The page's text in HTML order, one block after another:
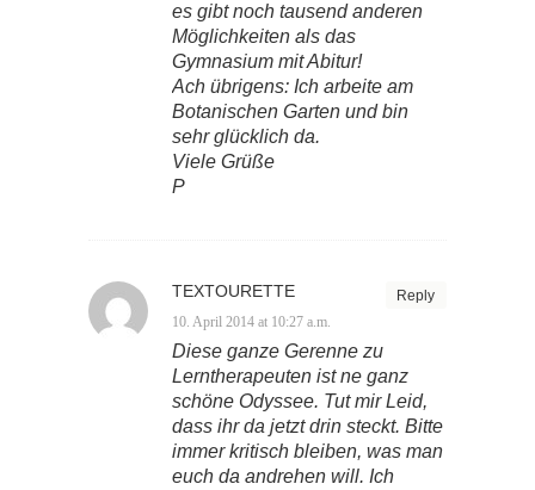
es gibt noch tausend anderen
Möglichkeiten als das
Gymnasium mit Abitur!
Ach übrigens: Ich arbeite am
Botanischen Garten und bin
sehr glücklich da.
Viele Grüße
P
Reply
TEXTOURETTE
10. April 2014 at 10:27 a.m.
Diese ganze Gerenne zu
Lerntherapeuten ist ne ganz
schöne Odyssee. Tut mir Leid,
dass ihr da jetzt drin steckt. Bitte
immer kritisch bleiben, was man
euch da andrehen will. Ich